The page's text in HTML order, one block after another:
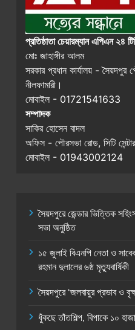
প্রতিষ্ঠাতা চেয়ারম্যান এপিএন ২৪
মোঃ জাহাঙ্গীর আলম
সরকার প্রধান কার্যালয় - সৈয়দপুর
নীলফামারী।
মোবাইল - 01721541633
সম্পাদক
সাকির হোসেন বাদল
অফিস - পৌরসভা রোড, সিটি
মোবাইল - 01943002124
সৈয়দপুরে জেন্ডার ভিত্তিক
সভা অনুষ্ঠিত
১৫ জুলাই বিএনপি নেতা ও
রহমান দুলালের ৬ষ্ঠ মৃত্যুবার্ষিকী
সৈয়দপুরে ‘জলবায়ুর প্রভাব ও
ধুঁকছে তাঁতশিল্প, বিপাকে ১০